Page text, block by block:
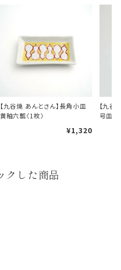
【九谷焼 あんとさん】長角小皿
黄釉六瓢〈1枚〉
¥1,320
【九谷
号皿 枝
クした商品